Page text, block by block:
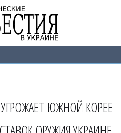
ЮЖНОЙ КОРЕЕ